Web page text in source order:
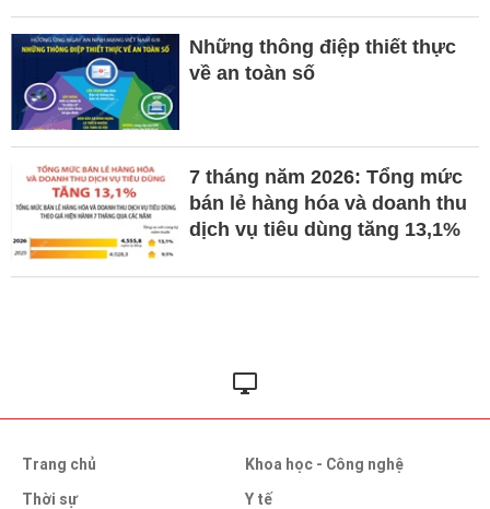
Những thông điệp thiết thực
về an toàn số
7 tháng năm 2026: Tổng mức
bán lẻ hàng hóa và doanh thu
dịch vụ tiêu dùng tăng 13,1%
Trang chủ
Thời sự
Khoa học - Công nghệ
Y tế